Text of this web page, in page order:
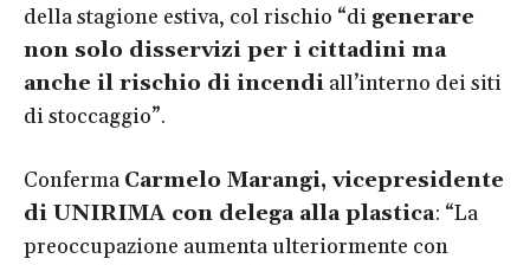
della stagione estiva, col rischio “di generare
non solo disservizi per i cittadini ma
anche il rischio di incendi all’interno dei siti
di stoccaggio”.
Conferma Carmelo Marangi, vicepresidente
di UNIRIMA con delega alla plastica: “La
preoccupazione aumenta ulteriormente con